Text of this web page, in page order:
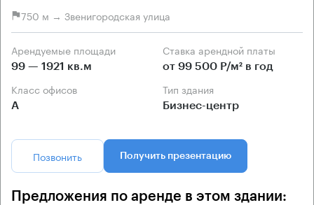
750 м → Звенигородская улица
Арендуемые площади
99 — 1921 кв.м
Ставка арендной платы
от 99 500 Р/м² в год
Класс офисов
А
Тип здания
Бизнес-центр
Позвонить Получить презентацию
Предложения по аренде в этом здании: